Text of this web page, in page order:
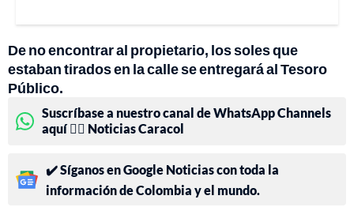
De no encontrar al propietario, los soles que
estaban tirados en la calle se entregará al Tesoro
Público.
Suscríbase a nuestro canal de WhatsApp Channels
aquí 👉🏻 Noticias Caracol
✔️ Síganos en Google Noticias con toda la
información de Colombia y el mundo.